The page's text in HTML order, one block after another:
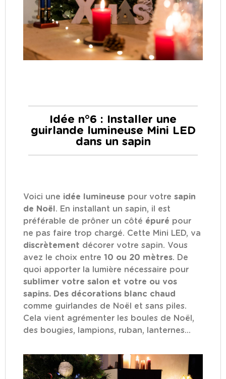
Idée n°6 : Installer une
guirlande lumineuse Mini LED
dans un sapin
Voici une idée lumineuse pour votre sapin
de Noël . En installant un sapin, il est
préférable de prôner un côté épuré pour
ne pas faire trop chargé. Cette Mini LED, va
discrètement décorer votre sapin. Vous
avez le choix entre 10 ou 20 mètres. De
quoi apporter la lumière nécessaire pour
sublimer votre salon et votre ou vos
sapins. Des décorations blanc chaud
comme guirlandes de Noël et sans piles.
Cela vient agrémenter les boules de Noël,
des bougies, lampions, ruban, lanternes...